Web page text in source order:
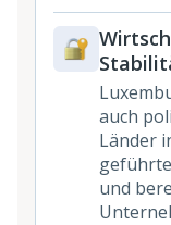
auch
Länder
und